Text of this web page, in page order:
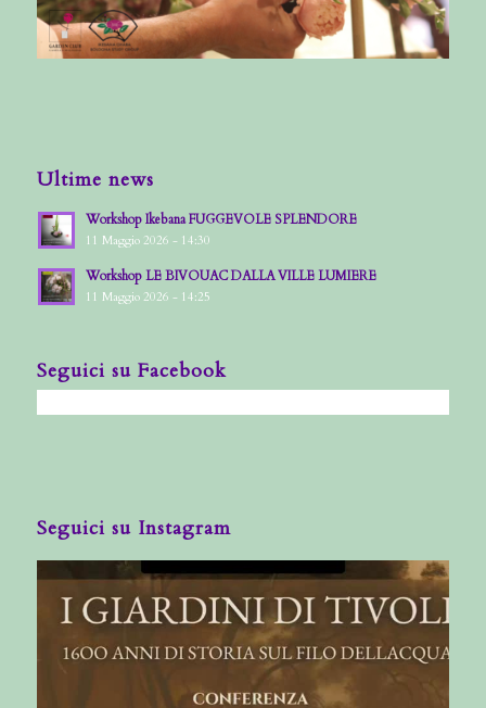
Ultime news
Workshop Ikebana FUGGEVOLE SPLENDORE
11 Maggio 2026 - 14:30
Workshop LE BIVOUAC DALLA VILLE LUMIERE
11 Maggio 2026 - 14:25
Seguici su Facebook
Seguici su Instagram